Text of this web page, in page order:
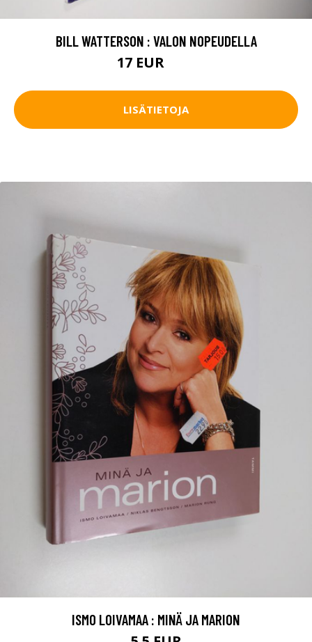
BILL WATTERSON : VALON NOPEUDELLA
17 EUR
LISÄTIETOJA
ISMO LOIVAMAA : MINÄ JA MARION